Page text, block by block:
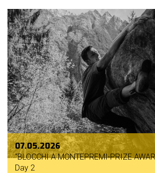
07.05.2026
“BLOCCHI A MONTEPREMI-PRIZE
Day 2